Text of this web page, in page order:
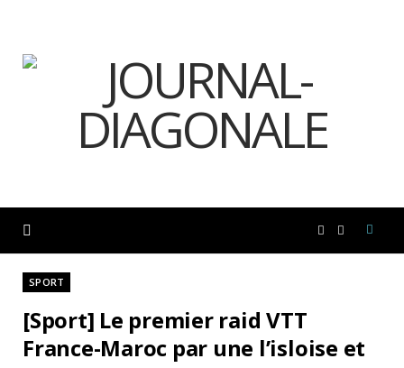
SPORT
[Sport] Le premier raid VTT
France-Maroc par une l’isloise et